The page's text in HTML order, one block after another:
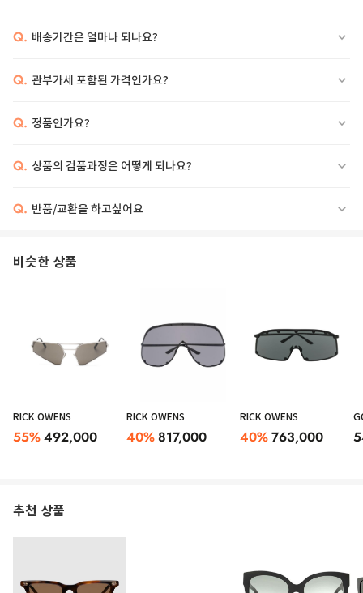
Q. 배송기간은 얼마나 되나요?
Q. 관부가세 포함된 가격인가요?
Q. 정품인가요?
Q. 상품의 검품과정은 어떻게 되나요?
Q. 반품/교환을 하고싶어요
비슷한 상품
RICK OWENS
55%492,000
RICK OWENS
40%817,000
RICK OWENS
40%763,000
추천 상품